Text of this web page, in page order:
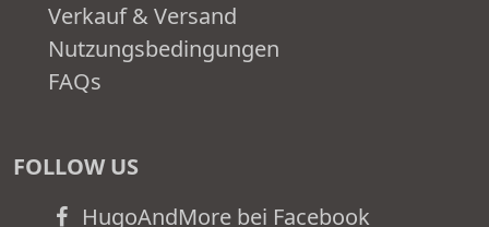
Verkauf & Versand
Nutzungsbedingungen
FAQs
FOLLOW US
HugoAndMore bei Facebook